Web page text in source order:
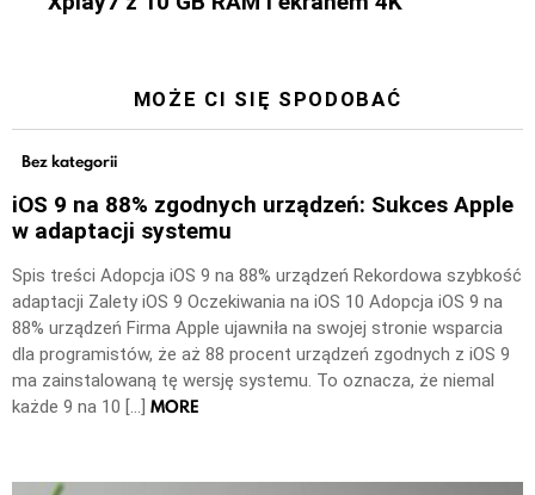
MOŻE CI SIĘ SPODOBAĆ
Bez kategorii
iOS 9 na 88% zgodnych urządzeń: Sukces Apple
w adaptacji systemu
Spis treści Adopcja iOS 9 na 88% urządzeń Rekordowa szybkość
adaptacji Zalety iOS 9 Oczekiwania na iOS 10 Adopcja iOS 9 na
88% urządzeń Firma Apple ujawniła na swojej stronie wsparcia
dla programistów, że aż 88 procent urządzeń zgodnych z iOS 9
ma zainstalowaną tę wersję systemu. To oznacza, że niemal
każde 9 na 10 […] MORE